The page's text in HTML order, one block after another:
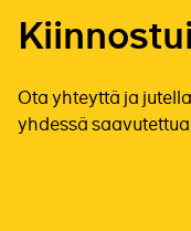
Ota yhteyttä ja
yhdessä